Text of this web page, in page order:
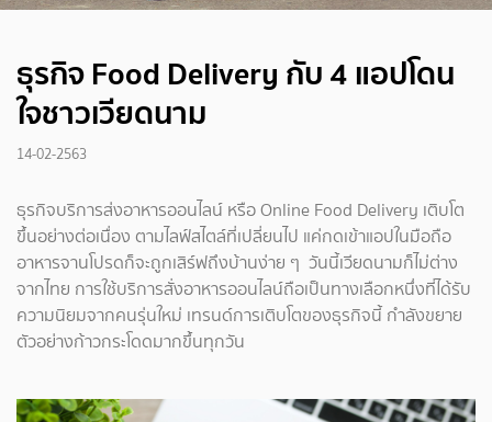
ธุรกิจ Food Delivery กับ 4 แอปโดน
ใจชาวเวียดนาม
14-02-2563
ธุรกิจบริการส่งอาหารออนไลน์ หรือOnline Food Delivery เติบโต
ขึ้นอย่างต่อเนื่อง ตามไลฟ์สไตล์ที่เปลี่ยนไป แค่กดเข้าแอปในมือถือ
อาหารจานโปรดก็จะถูกเสิร์ฟถึงบ้านง่าย ๆ วันนี้เวียดนามก็ไม่ต่าง
จากไทย การใช้บริการสั่งอาหารออนไลน์ถือเป็นทางเลือกหนึ่งที่ได้รับ
ความนิยมจากคนรุ่นใหม่ เทรนด์การเติบโตของธุรกิจนี้ กำลังขยาย
ตัวอย่างก้าวกระโดดมากขึ้นทุกวัน